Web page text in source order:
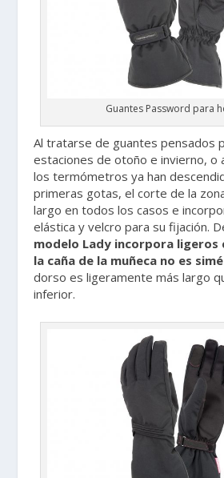
Guantes Password para
Al tratarse de guantes pensados
estaciones de otoño e invierno, o
los termómetros ya han
primeras gotas, el corte de la
largo en todos los casos e
elástica y velcro para su fijación.
modelo Lady incorpora ligeros
la caña de la muñeca no es
dorso es ligeramente más largo
inferior.